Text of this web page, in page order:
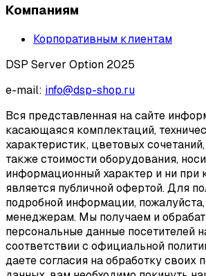
Компаниям
Корпоративным клиентам
DSP Server Option 2025
e-mail: info@dsp-shop.ru
Вся представленная на сайте
касающаяся комплектаций,
характеристик, цветовых
также стоимости оборудования,
информационный характер и ни при
является публичной офертой. Для
подробной информации,
менеджерам. Мы получаем и
персональные данные посетителей
соответствии с официальной
даете согласия на обработку своих